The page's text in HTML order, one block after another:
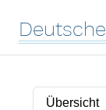
Deutsche
Übersicht